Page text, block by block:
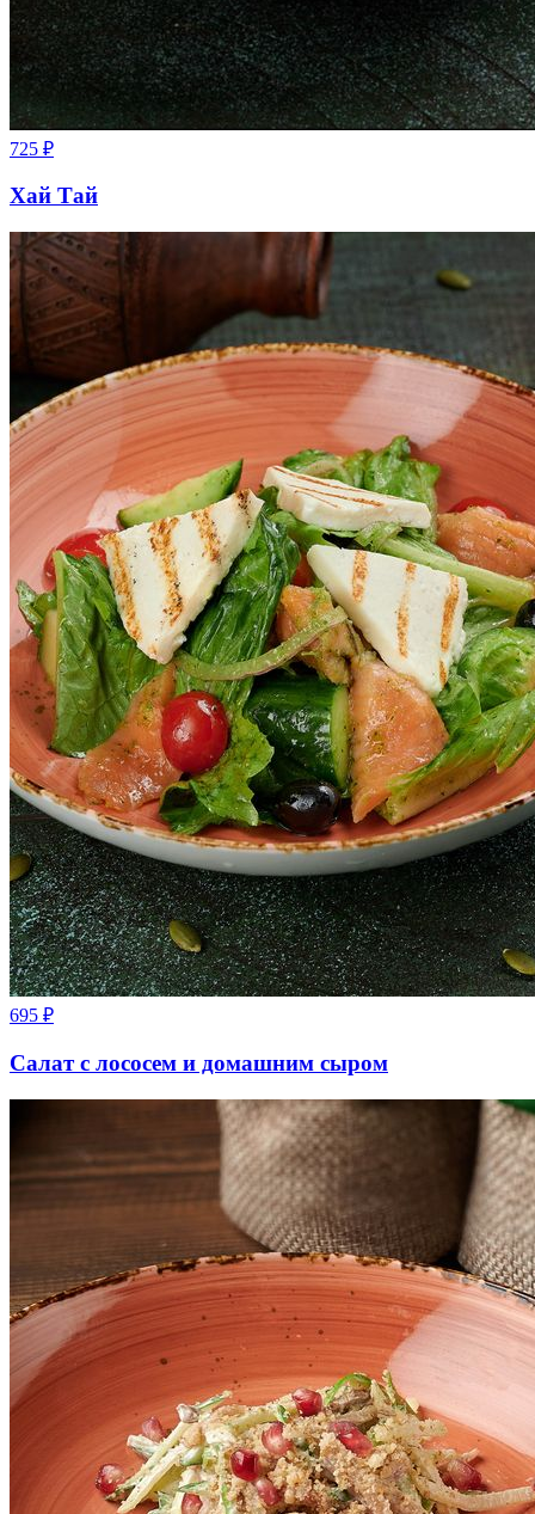
725 ₽
Хай Тай
695 ₽
Салат с лососем и домашним сыром